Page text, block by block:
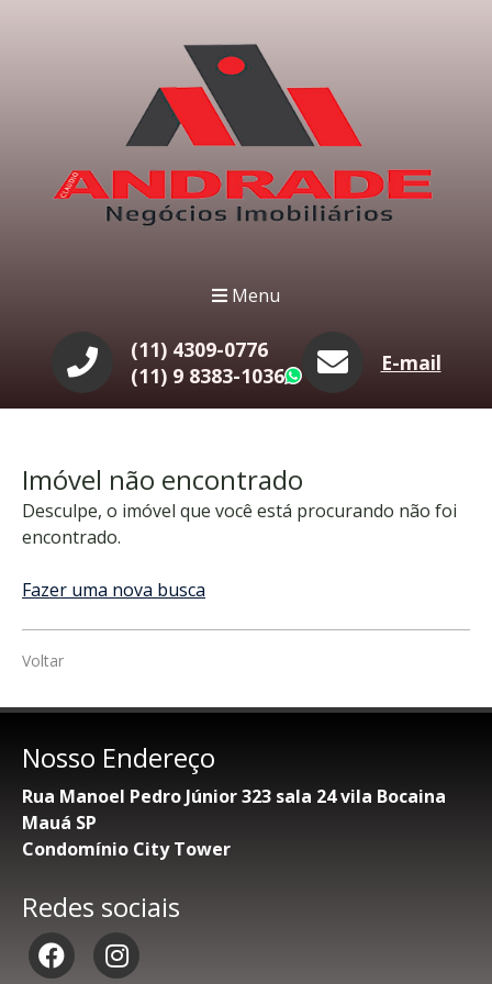
Menu
(11) 4309-0776
(11) 9 8383-1036
WhatsApp
E-mail
Imóvel não encontrado
Desculpe, o imóvel que você está procurando não foi
encontrado.
Fazer uma nova busca
Voltar
Nosso Endereço
Rua Manoel Pedro Júnior 323 sala 24 vila Bocaina
Mauá SP
Condomínio City Tower
Redes sociais